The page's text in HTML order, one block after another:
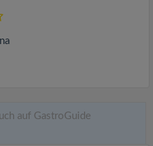
auf GastroGuide